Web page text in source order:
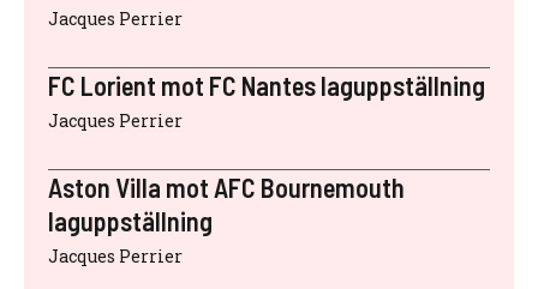
Jacques Perrier
FC Lorient mot FC Nantes laguppställning
Jacques Perrier
Aston Villa mot AFC Bournemouth
laguppställning
Jacques Perrier